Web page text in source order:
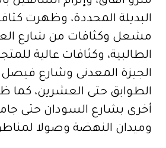
البديلة المحددة، وظهرت
مشعل وكثافات من شارع
الطالبية، وكثافات عالية
الجيزة المعدنى وشارع
الطوابق حتى العشرين، كما
أخرى بشارع السودان حتى
وميدان النهضة وصولا